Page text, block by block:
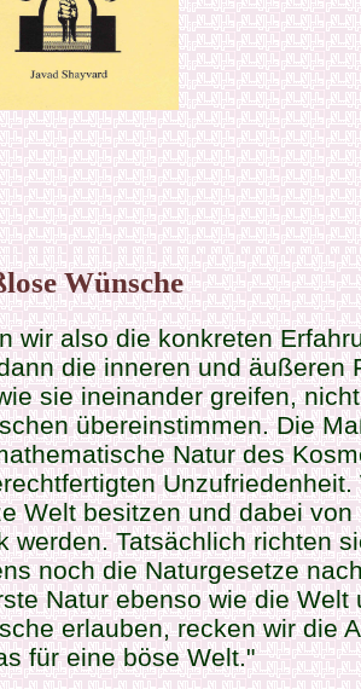
Wünsche
wir also die konkreten
die inneren und äußeren
sie ineinander greifen,
übereinstimmen. Die
Natur des
Welt besitzen und dabei
werden. Tatsächlich richten
noch die Naturgesetze
Natur ebenso wie die
erlauben, recken wir die
für eine böse Welt."